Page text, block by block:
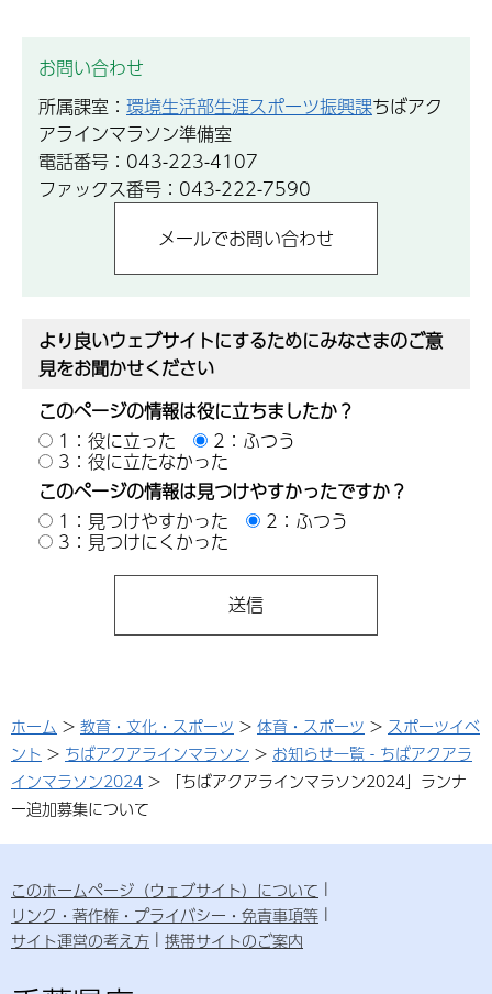
お問い合わせ
所属課室： 環境生活部生涯スポーツ振興課ちばアク
アラインマラソン準備室
電話番号：043-223-4107
ファックス番号：043-222-7590
より良いウェブサイトにするためにみなさまのご意
見をお聞かせください
このページの情報は役に立ちましたか？
1：役に立った
2：ふつう
3：役に立たなかった
このページの情報は見つけやすかったですか？
1：見つけやすかった
2：ふつう
3：見つけにくかった
ホーム > 教育・文化・スポーツ > 体育・スポーツ > スポーツイベ
ント > ちばアクアラインマラソン > お知らせ一覧‐ちばアクアラ
インマラソン2024 > 「ちばアクアラインマラソン2024」ランナ
ー追加募集について
このホームページ（ウェブサイト）について
リンク・著作権・プライバシー・免責事項等
サイト運営の考え方
携帯サイトのご案内